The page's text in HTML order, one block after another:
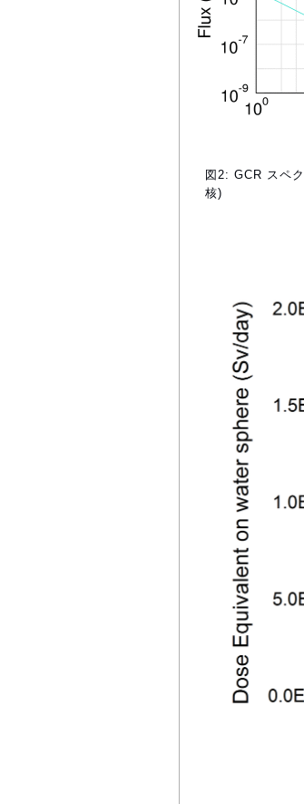
図2: GCR スペ
核)